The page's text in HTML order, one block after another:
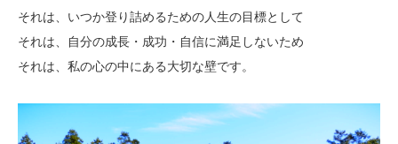
それは、いつか登り詰めるための人生の目標として
それは、自分の成長・成功・自信に満足しないため
それは、私の心の中にある大切な壁です。